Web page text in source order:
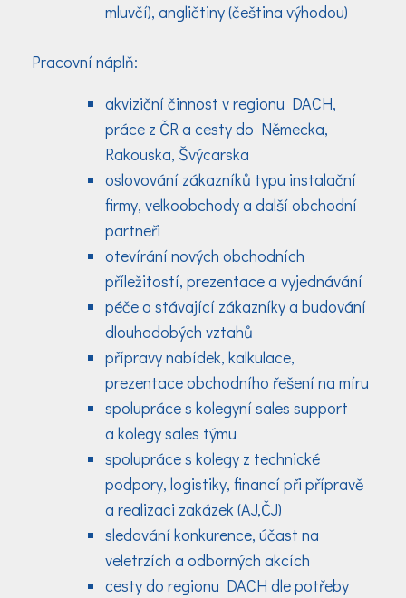
mluvčí), angličtiny (čeština výhodou)
Pracovní náplň:
akviziční činnost v regionu DACH,
práce z ČR a cesty do Německa,
Rakouska, Švýcarska
oslovování zákazníků typu instalační
firmy, velkoobchody a další obchodní
partneři
otevírání nových obchodních
příležitostí, prezentace a vyjednávání
péče o stávající zákazníky a budování
dlouhodobých vztahů
přípravy nabídek, kalkulace,
prezentace obchodního řešení na míru
spolupráce s kolegyní sales support
a kolegy sales týmu
spolupráce s kolegy z technické
podpory, logistiky, financí při přípravě
a realizaci zakázek (AJ,ČJ)
sledování konkurence, účast na
veletrzích a odborných akcích
cesty do regionu DACH dle potřeby